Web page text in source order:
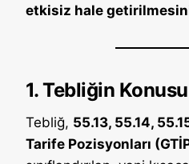
etkisiz hale
1. Tebliğin
Tebliğ, 55.13, 55.14,
Tarife Pozisyonları